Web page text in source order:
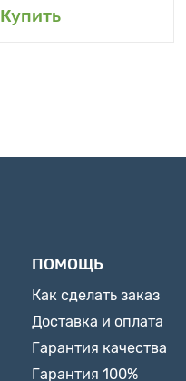
Купить
ПОМОЩЬ
Как сделать заказ
Доставка и оплата
Гарантия качества
Гарантия 100%